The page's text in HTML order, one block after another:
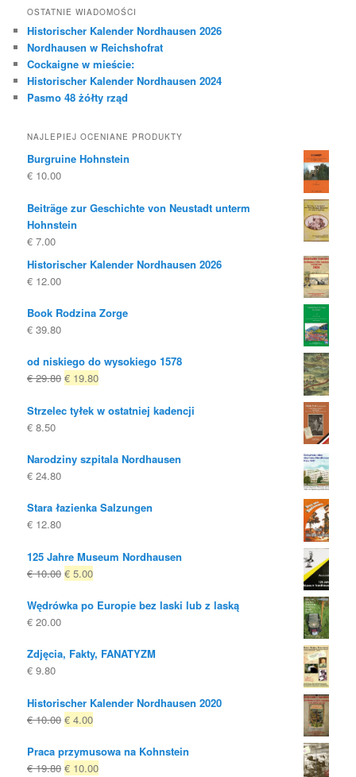
OSTATNIE WIADOMOŚCI
Historischer Kalender Nordhausen 2026
Nordhausen w Reichshofrat
Cockaigne w mieście:
Historischer Kalender Nordhausen 2024
Pasmo 48 żółty rząd
NAJLEPIEJ OCENIANE PRODUKTY
Burgruine Hohnstein
€ 10.00
Beiträge zur Geschichte von Neustadt unterm
Hohnstein
€ 7.00
Historischer Kalender Nordhausen 2026
€ 12.00
Book Rodzina Zorge
€ 39.80
od niskiego do wysokiego 1578
€29.80 Oryginalna
była:
€ 19.80Obecna
to:
Strzelec tyłek w ostatniej kadencji
€ 8.50
Narodziny szpitala Nordhausen
€ 24.80
Stara łazienka Salzungen
€ 12.80
125 Jahre Museum Nordhausen
€10.00 Oryginalna
była:
€ 5.00Obecna
to:
Wędrówka po Europie bez laski lub z laską
€ 20.00
Zdjęcia, Fakty, FANATYZM
€ 9.80
Historischer Kalender Nordhausen 2020
€10.00 Oryginalna
była:
€ 10.00
€ 4.00Obecna
to:
€ 4.00.
Praca przymusowa na Kohnstein
€19.80 Oryginalna
€ 10.00Obecna